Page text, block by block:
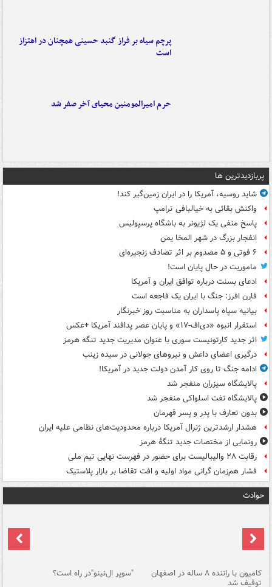
پرچم سیاه بر فراز گنبد حسینی همچنان در اهتزاز
است
حرم امیرالمومنین محیای آخر صفر شد
پربازدیدترین ها
شاید روسیه، آمریکا را در ایران زمین‌گیر کند!
واکنش بقائی به خیالبافی ترامپ
پاسخ منفی یک لژیونر به باشگاه پرسپولیس
انفجار بزرگ در شهر المخا یمن
۶ فوتی و ۵ مصدوم بر اثر تصادف زنجیره‌ای
ماموریت در حال پایان است!
ادعای بسنت درباره توافق ایران و آمریکا
فارن افرز: جنگ با ایران یک فاجعه است
بیانیه سپاه پاسداران به مناسبت روز خبرنگار
استقرار انبوه «دی‌اف‑۱۷» و پایان عصر پدافند آمریکا +عکس
اثر جدید کارتونیست سوری با عنوان مدیریت جدید تنگه هرمز
درگیری اعضای داعش و نیروهای جولانی در سیده زینب
ادامه جنگ تا روی کار آمدن دولت جدید در آمریکا!
پالایشگاه سیزران منفجر شد
پالایشگاه نفت اسلواکی منفجر شد
بدون تعارف با پدر و پسر قهرمان
هشدار ارشدترین ژنرال آمریکا درباره محدودیت‌های نظامی علیه ایران
رونمایی از مختصات جدید تنگۀ هرمز
رقابت ۲۸ والیبالیست برای حضور در فهرست نهایی تیم ملی
فشار هم‌زمان گرانی مواد اولیه و افت تقاضا بر بازار پلاستیک
حوادث
کامیون با راننده ۸ ساله در اصفهان
توقیف شد
"سوپر ال‌نینو"در راه است؟